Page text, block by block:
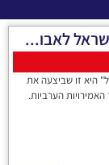
לאבו...
היא זו שביצעה את
הערביות.